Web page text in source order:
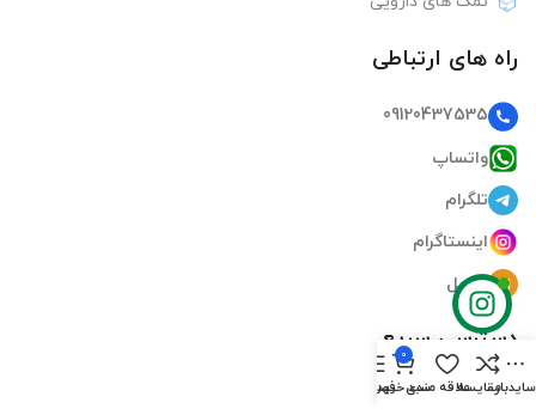
راه های ارتباطی
09120437535
واتساپ
تلگرام
اینستاگرام
ایمیل
دسترسی سریع
صفحه اصلی
سایدبارمقایسهعلاقه مندی
0
سبد خریدفهرست